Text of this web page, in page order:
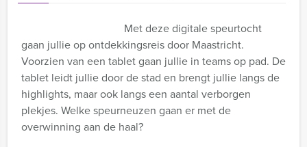
Met deze digitale speurtocht
gaan jullie op ontdekkingsreis door Maastricht.
Voorzien van een tablet gaan jullie in teams op pad. De
tablet leidt jullie door de stad en brengt jullie langs de
highlights, maar ook langs een aantal verborgen
plekjes. Welke speurneuzen gaan er met de
overwinning aan de haal?